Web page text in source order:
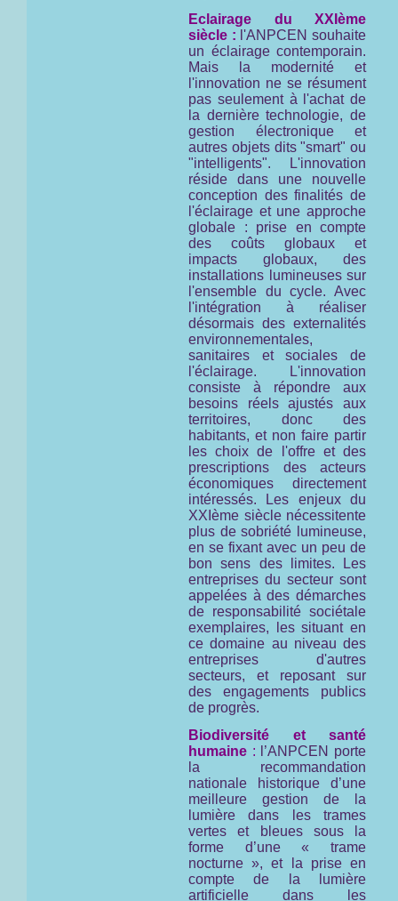
Eclairage du XXIème
siècle : l'ANPCEN souhaite
un éclairage contemporain.
Mais la modernité et
l'innovation ne se résument
pas seulement à l'achat de
la dernière technologie, de
gestion électronique et
autres objets dits "smart" ou
"intelligents". L'innovation
réside dans une nouvelle
conception des finalités de
l'éclairage et une approche
globale : prise en compte
des coûts globaux et
impacts globaux, des
installations lumineuses sur
l'ensemble du cycle. Avec
l'intégration à réaliser
désormais des externalités
environnementales,
sanitaires et sociales de
l'éclairage. L'innovation
consiste à répondre aux
besoins réels ajustés aux
territoires, donc des
habitants, et non faire partir
les choix de l'offre et des
prescriptions des acteurs
économiques directement
intéressés. Les enjeux du
XXIème siècle nécessitente
plus de sobriété lumineuse,
en se fixant avec un peu de
bon sens des limites. Les
entreprises du secteur sont
appelées à des démarches
de responsabilité sociétale
exemplaires, les situant en
ce domaine au niveau des
entreprises d'autres
secteurs, et reposant sur
des engagements publics
de progrès.
Biodiversité et santé
humaine : l’ANPCEN porte
la recommandation
nationale historique d’une
meilleure gestion de la
lumière dans les trames
vertes et bleues sous la
forme d’une « trame
nocturne », et la prise en
compte de la lumière
artificielle dans les